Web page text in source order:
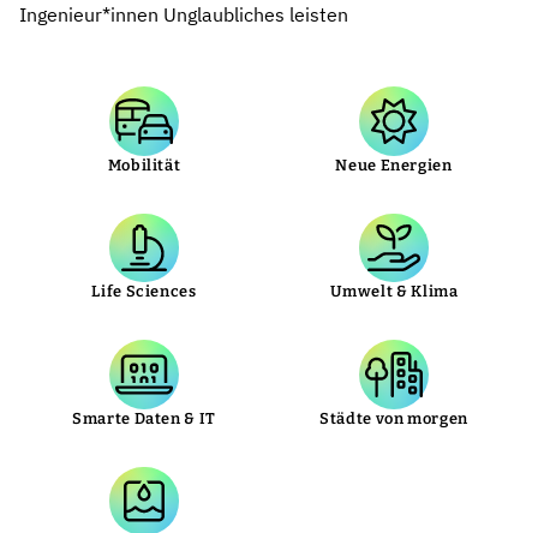
Ingenieur*innen Unglaubliches leisten
Mobilität Neue Energien
Life Sciences Umwelt & Klima
Smarte Daten & IT Städte von morgen